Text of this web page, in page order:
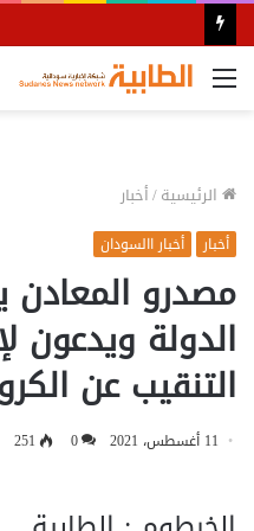
القائمة
الرئيسية/أخبار
أخبار أخبار االسودان
مصدرو المعادن
الدولة ويدعون
التنقيب عن
11 أغسطس، 2021 0
251